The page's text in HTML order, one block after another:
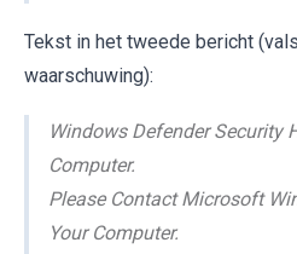
Tekst in het tweede bericht
waarschuwing):
Windows Defender Security
Computer.
Please Contact Microsoft
Your Computer.